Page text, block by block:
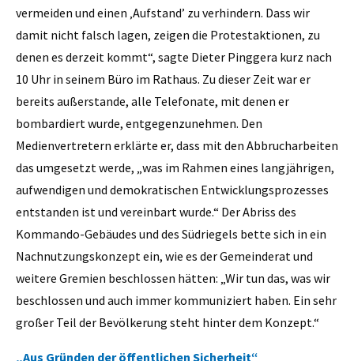
vermeiden und einen ‚Aufstand’ zu verhindern. Dass wir
damit nicht falsch lagen, zeigen die Protestaktionen, zu
denen es derzeit kommt“, sagte Dieter Pinggera kurz nach
10 Uhr in seinem Büro im Rathaus. Zu dieser Zeit war er
bereits außerstande, alle Telefonate, mit denen er
bombardiert wurde, entgegenzunehmen. Den
Medienvertretern erklärte er, dass mit den Abbrucharbeiten
das umgesetzt werde, „was im Rahmen eines langjährigen,
aufwendigen und demokratischen Entwicklungsprozesses
entstanden ist und vereinbart wurde.“ Der Abriss des
Kommando-Gebäudes und des Südriegels bette sich in ein
Nachnutzungskonzept ein, wie es der Gemeinderat und
weitere Gremien beschlossen hätten: „Wir tun das, was wir
beschlossen und auch immer kommuniziert haben. Ein sehr
großer Teil der Bevölkerung steht hinter dem Konzept.“
„Aus Gründen der öffentlichen Sicherheit“